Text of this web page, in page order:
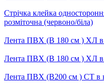
Стрічка клейка
розміточна (червоно/біла)
Лента ПВХ (В 180 см ) ХЛ в
Лента ПВХ (В 180 см ) ХЛ в
Лента ПВХ (В200 см ) СТ в